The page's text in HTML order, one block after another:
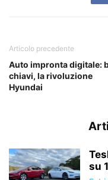
Articolo precedente
Auto impronta digitale:
chiavi, la rivoluzione
Hyundai
su